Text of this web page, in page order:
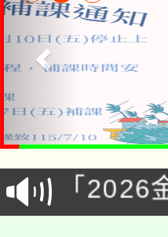
公告本
代理(
「2026
車」活
桃園市